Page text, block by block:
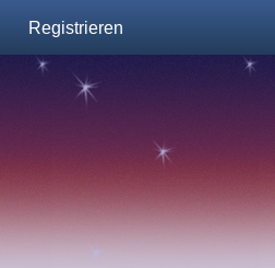
Registrieren